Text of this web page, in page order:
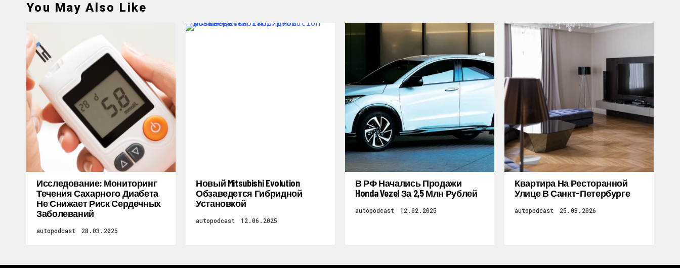
You May Also Like
Исследование: Мониторинг
Течения Сахарного Диабета
Не Снижает Риск Сердечных
Заболеваний
autopodcast 28.03.2025
Новый Mitsubishi Evolution
Обзаведется Гибридной
Установкой
autopodcast 12.06.2025
В РФ Начались Продажи
Honda Vezel За 2,5 Млн Рублей
autopodcast 12.02.2025
Квартира На Ресторанной
Улице В Санкт-Петербурге
autopodcast 25.03.2026